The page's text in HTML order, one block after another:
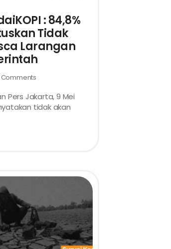
: 84,8%
Tidak
Larangan
Pers Jakarta, 9 Mei
tidak akan